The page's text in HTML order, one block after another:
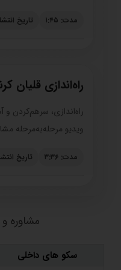
مدت: ۱:۴۵ تاریخ
راه‌اندازی قلیان
راه‌اندازی، سرهم‌کردن و
ویدیو مرحله‌به‌مرحله
مدت: ۳:۳۶ تاریخ انتشار:
مشاوره
سکو های داخلی